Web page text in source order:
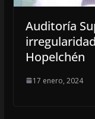
Auditoría
Hopelchén
17 enero, 2024